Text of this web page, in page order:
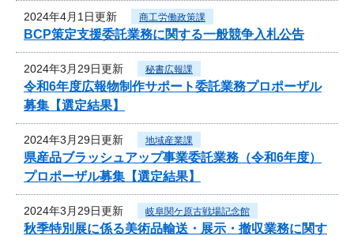
2024年4月1日更新 商工労働政策課
BCP策定支援委託業務に関する一般競争入札公告
2024年3月29日更新 秘書広報課
令和6年度広報物制作サポート委託業務プロポーザル
募集【選定結果】
2024年3月29日更新 地域産業課
県産品ブラッシュアップ事業委託業務（令和6年度）
プロポーザル募集【選定結果】
2024年3月29日更新 岐阜関ケ原古戦場記念館
秋季特別展に係る美術品輸送・展示・撤収業務に関す